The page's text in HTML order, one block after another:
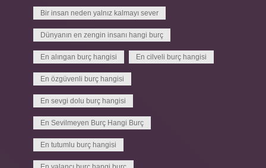
Bir insan neden yalnız kalmayı sever
Dünyanın en zengin insanı hangi burç
En alıngan burç hangisi En cilveli burç hangisi
En özgüvenli burç hangisi
En sevgi dolu burç hangisi
En Sevilmeyen Burç Hangi Burç
En tutumlu burç hangisi